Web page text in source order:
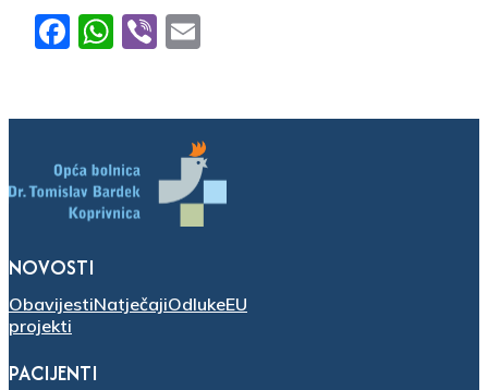
Facebook
WhatsApp
Viber
NOVOSTI
ObavijestiNatječajiOdlukeEU
projekti
PACIJENTI